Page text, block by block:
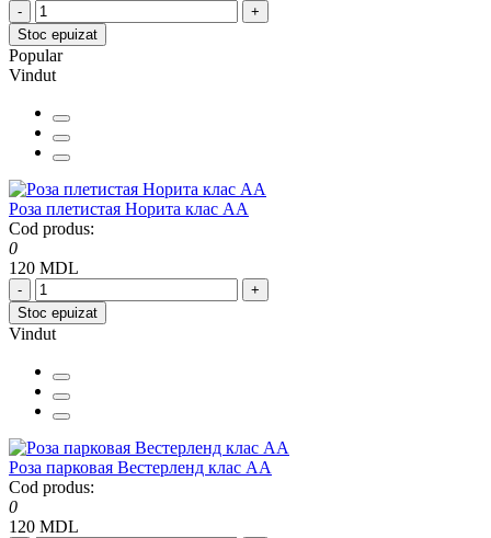
-
+
Stoc epuizat
Popular
Vindut
Роза плетистая Норита клас АА
Cod produs:
0
120 MDL
-
+
Stoc epuizat
Vindut
Роза парковая Вестерленд клас АА
Cod produs:
0
120 MDL